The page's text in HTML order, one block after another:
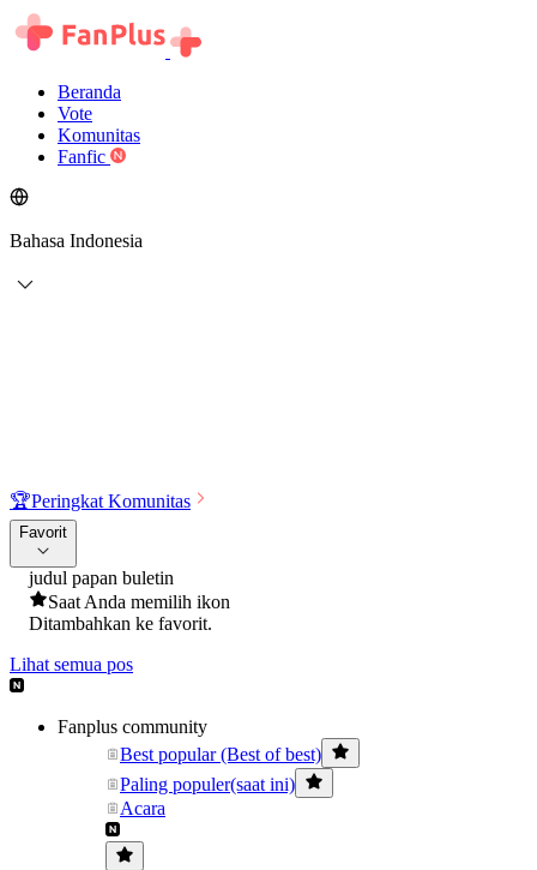
Beranda
Vote
Komunitas
Fanfic
Bahasa Indonesia
🏆Peringkat Komunitas
Favorit
judul papan buletin
Saat Anda memilih ikon
Ditambahkan ke favorit.
Lihat semua pos
Fanplus community
Best popular (Best of best)
Paling populer(saat ini)
Acara